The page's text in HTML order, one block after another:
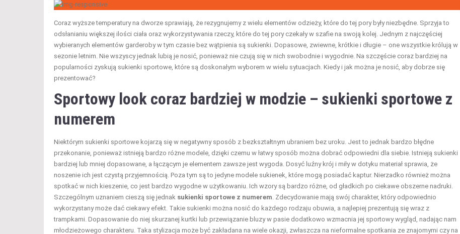
Coraz wyższe temperatury na dworze sprawiają, że rezygnujemy z wielu elementów odzieży, które do tej pory były niezbędne. Sprzyja to
odsłanianiu większej ilości ciała oraz wykorzystywania rzeczy, które do tej pory czekały w szafie na swoją kolej. Jednym z najczęściej
wybieranych elementów garderoby w tym czasie bez wątpienia są sukienki. Dopasowe, zwiewne, krótkie i długie – one wszystkie królują w
sezonie letnim. Nie wszyscy jednak lubią je nosić, ponieważ nie czują się w nich swobodnie i wygodnie. Na szczęście coraz bardziej na
popularności zyskują sukienki sportowe, które są doskonałym wyborem w wielu sytuacjach. Kiedy i jak można je nosić, aby dobrze się
prezentować?
Sportowy look coraz bardziej w modzie – sukienki sportowe z
numerem
Niektórym sukienki sportowe kojarzą się w negatywny sposób z bezkształtnym ubraniem bez uroku. Jest to jednak bardzo błędne
przekonanie, ponieważ istnieją bardzo różne modele, dzięki czemu w łatwy sposób można dobrać odpowiedni dla siebie. Istnieją sukienki
bardziej lub mniej dopasowane, a łączącym je elementem zawsze jest wygoda. Dosyć luźny krój i miły w dotyku materiał sprawia, że
noszenie ich jest czystą przyjemnością. Poza tym są to jedyne modele sukienek, które mogą posiadać kaptur. Nierzadko również można
spotkać w nich kieszenie, co jest bardzo wygodne w użytkowaniu. Ich wzory są bardzo różne, od gładkich po ciekawe obszerne nadruki.
Szczególnym uznaniem cieszą się jednak sukienki sportowe z numerem . Zdecydowanie mają swój charakter, który odpowiednio
wykorzystany może dać ciekawy efekt. Takie sukienki można nosić do każdego rodzaju obuwia, a najlepiej prezentują się wraz z
trampkami. Dopasowanie do niej skurzanej kurtki lub przewiązanie bluzy w pasie dodatkowo wzmacnia jej sportowy wygląd, nadając nam
młodzieżowego charakteru. Taka stylizacja może być zakładana na wiele okazji, zwłaszcza na nieformalne spotkania ze znajomymi czy na